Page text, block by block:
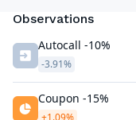
Observations
Autocall -10%
-3.91%
Coupon -15%
+1.09%